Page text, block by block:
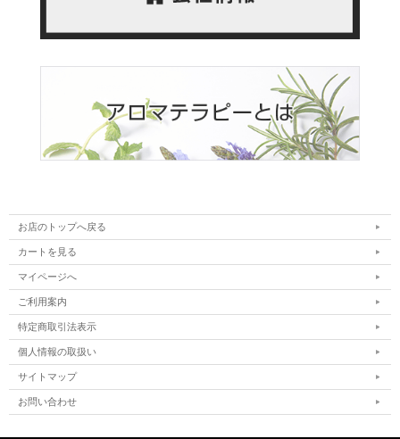
お店のトップへ戻る
カートを見る
マイページへ
ご利用案内
特定商取引法表示
個人情報の取扱い
サイトマップ
お問い合わせ